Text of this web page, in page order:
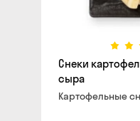
Снеки
сыра
Картофельные